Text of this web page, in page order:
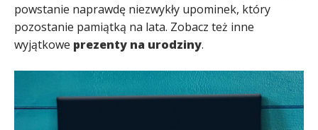
powstanie naprawdę niezwykły upominek, który
pozostanie pamiątką na lata. Zobacz też inne
wyjątkowe prezenty na urodziny.